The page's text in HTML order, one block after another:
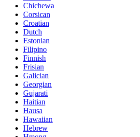
Chichewa
Corsican
Croatian
Dutch
Estonian
Filipino
Finnish
Frisian
Galician
Georgian
Gujarati
Haitian
Hausa
Hawaiian
Hebrew